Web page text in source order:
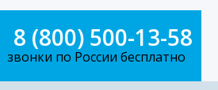
8 (800) 500-13-58
звонки по России бесплатно